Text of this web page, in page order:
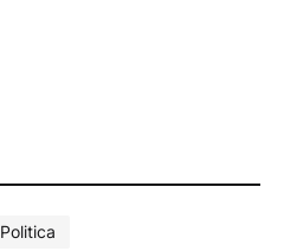
Politica